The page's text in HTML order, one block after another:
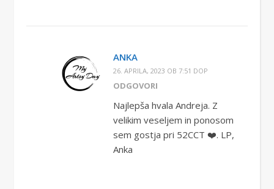
ANKA
26. APRILA, 2023 OB 7:51 DOP
ODGOVORI
Najlepša hvala Andreja. Z
velikim veseljem in ponosom
sem gostja pri 52CCT ❤️. LP,
Anka